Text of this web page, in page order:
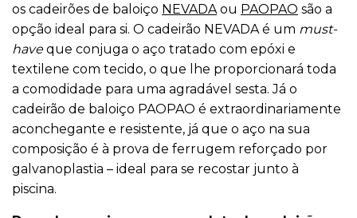
os cadeirões de baloiço NEVADAou PAOPAO são a
opção ideal para si. O cadeirão NEVADA é um must-
haveque conjuga o aço tratado com epóxi e
textilene com tecido, o que lhe proporcionará toda
a comodidade para uma agradável sesta. Já o
cadeirão de baloiço PAOPAO é extraordinariamente
aconchegante e resistente, já que o aço na sua
composição é à prova de ferrugem reforçado por
galvanoplastia – ideal para se recostar junto à
piscina.